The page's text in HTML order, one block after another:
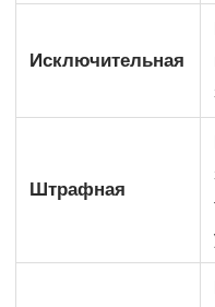
Исключительная
Штрафная